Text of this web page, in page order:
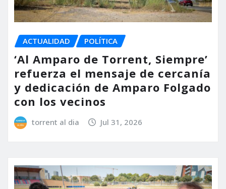
ACTUALIDAD POLÍTICA
‘Al Amparo de Torrent, Siempre’
refuerza el mensaje de cercanía
y dedicación de Amparo Folgado
con los vecinos
torrent al dia Jul 31, 2026